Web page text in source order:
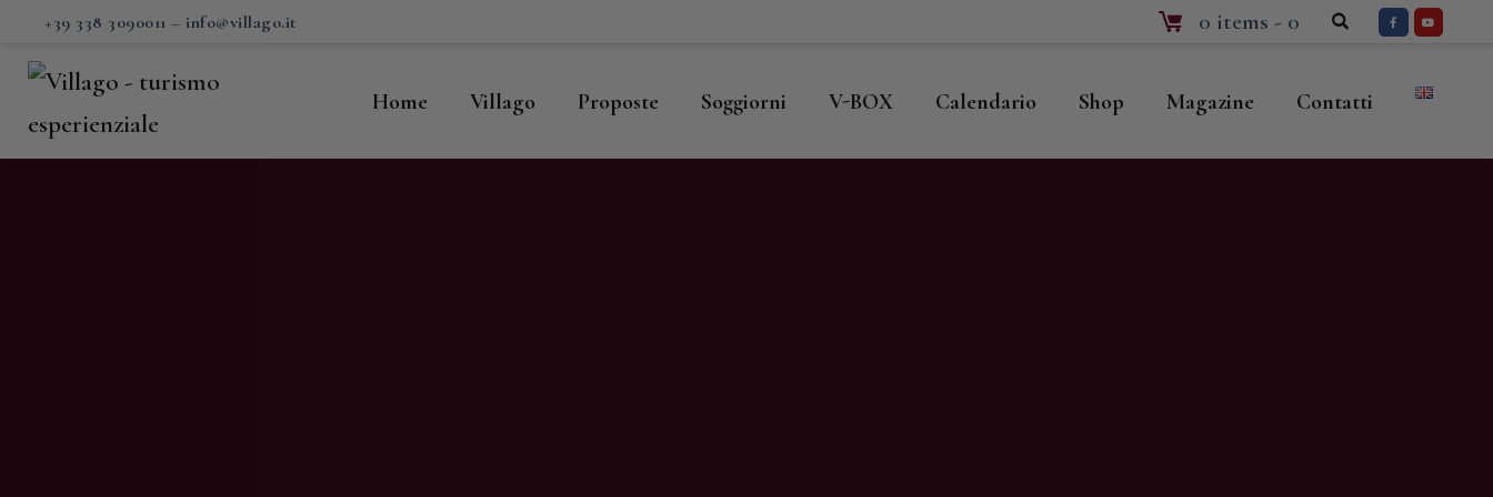
+39 338 3090011 – info@villago.it 0 items - 0
Home Villago Proposte Soggiorni V-BOX Calendario Shop Magazine Contatti
Villago
Proposte